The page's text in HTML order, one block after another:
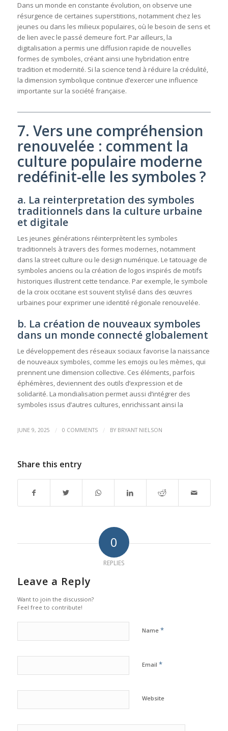
Dans un monde en constante évolution, on observe une
résurgence de certaines superstitions, notamment chez les
jeunes ou dans les milieux populaires, où le besoin de sens et
de lien avec le passé demeure fort. Par ailleurs, la
digitalisation a permis une diffusion rapide de nouvelles
formes de symboles, créant ainsi une hybridation entre
tradition et modernité. Si la science tend à réduire la crédulité,
la dimension symbolique continue d’exercer une influence
importante sur la société française.
7. Vers une compréhension
renouvelée : comment la
culture populaire moderne
redéfinit-elle les symboles ?
a. La reinterpretation des symboles
traditionnels dans la culture urbaine
et digitale
Les jeunes générations réinterprètent les symboles
traditionnels à travers des formes modernes, notamment
dans la street culture ou le design numérique. Le tatouage de
symboles anciens ou la création de logos inspirés de motifs
historiques illustrent cette tendance. Par exemple, le symbole
de la croix occitane est souvent stylisé dans des œuvres
urbaines pour exprimer une identité régionale renouvelée.
b. La création de nouveaux symboles
dans un monde connecté globalement
Le développement des réseaux sociaux favorise la naissance
de nouveaux symboles, comme les emojis ou les mèmes, qui
prennent une dimension collective. Ces éléments, parfois
éphémères, deviennent des outils d’expression et de
solidarité. La mondialisation permet aussi d’intégrer des
symboles issus d’autres cultures, enrichissant ainsi la
JUNE 9, 2025 / 0 COMMENTS / BY BRYANT NIELSON
Share this entry
0
REPLIES
Leave a Reply
Want to join the discussion?
Feel free to contribute!
Name *
Email *
Website